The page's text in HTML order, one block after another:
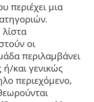
περιέχει μια
οι
περιλαμβάνει
ή/και γενικώς
περιεχόμενο,